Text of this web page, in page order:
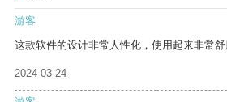
游客
这款软件的设计非常人性化，使用起来非常舒
2024-03-24